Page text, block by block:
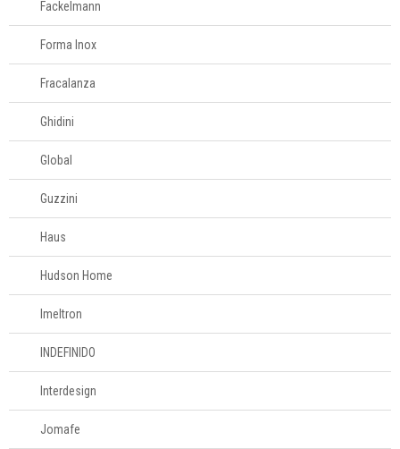
Fackelmann
Forma Inox
Fracalanza
Ghidini
Global
Guzzini
Haus
Hudson Home
Imeltron
INDEFINIDO
Interdesign
Jomafe